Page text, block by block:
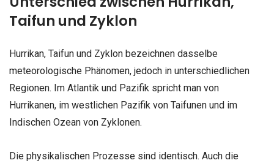
Taifun und Zyklon
Hurrikan, Taifun und Zyklon bezeichnen dasselbe
meteorologische Phänomen, jedoch in unterschiedlichen
Regionen. Im Atlantik und Pazifik spricht man von
Hurrikanen, im westlichen Pazifik von Taifunen und im
Indischen Ozean von Zyklonen.
Die physikalischen Prozesse sind identisch. Auch die